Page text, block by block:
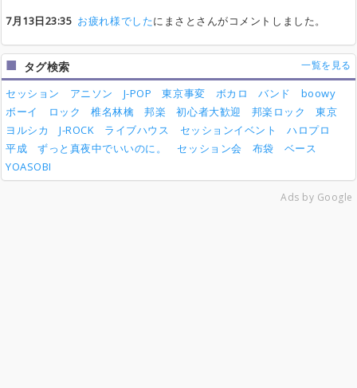
7月13日23:35 お疲れ様でしたにまさとさんがコメントしました。
タグ検索 一覧を見る
セッション アニソン J-POP 東京事変 ボカロ バンド
boowy
ボーイ
ロック 椎名林檎 邦楽 初心者大歓迎 邦楽ロック
東京
ヨルシカ
J-ROCK ライブハウス セッションイベント
ハロプロ
平成
ずっと真夜中でいいのに。 セッション会 布袋
ベース
YOASOBI
Ads by Google